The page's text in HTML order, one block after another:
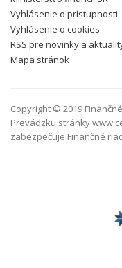
Vyhlásenie o prístupnosti
Vyhlásenie o cookies
RSS pre novinky a
Mapa stránok
Copyright © 2019
Prevádzku stránky
zabezpečuje Finančné